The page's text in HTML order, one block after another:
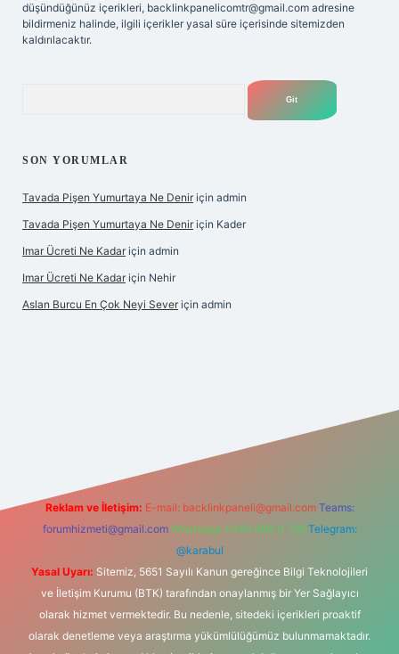
düşündüğünüz içerikleri, backlinkpanelicomtr@gmail.com adresine
bildirmeniz halinde, ilgili içerikler yasal süre içerisinde sitemizden
kaldırılacaktır.
SON YORUMLAR
Tavada Pişen Yumurtaya Ne Denir için admin
Tavada Pişen Yumurtaya Ne Denir için Kader
Imar Ücreti Ne Kadar için admin
Imar Ücreti Ne Kadar için Nehir
Aslan Burcu En Çok Neyi Sever için admin
Reklam ve İletişim: E-mail: backlinkpaneli@gmail.com Teams:
forumhizmeti@gmail.com Whatsapp: 0262 606 0 726 Telegram:
@karabul
Yasal Uyarı: Sitemiz, 5651 Sayılı Kanun gereğince Bilgi Teknolojileri
ve İletişim Kurumu (BTK) tarafından onaylanmış bir Yer Sağlayıcı
olarak hizmet vermektedir. Bu nedenle, sitedeki içerikleri proaktif
olarak denetleme veya araştırma yükümlülüğümüz bulunmamaktadır.